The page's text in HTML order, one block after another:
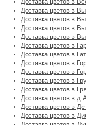
Доставка цветов в
Доставка цветов в
Доставка цветов в
Доставка цветов в
Доставка цветов в
Доставка цветов в
Доставка цветов в
Доставка цветов в
Доставка цветов в
Доставка цветов в
Доставка цветов в
Доставка цветов в д
Доставка цветов в
Доставка цветов в